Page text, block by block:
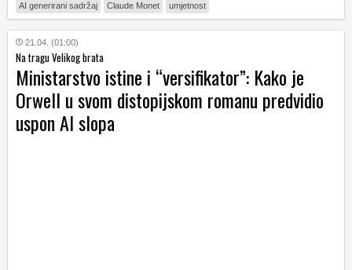
AI generirani sadržaj Claude Monet umjetnost
21.04. (01:00)
Na tragu Velikog brata
Ministarstvo istine i “versifikator”: Kako je
Orwell u svom distopijskom romanu predvidio
uspon AI slopa